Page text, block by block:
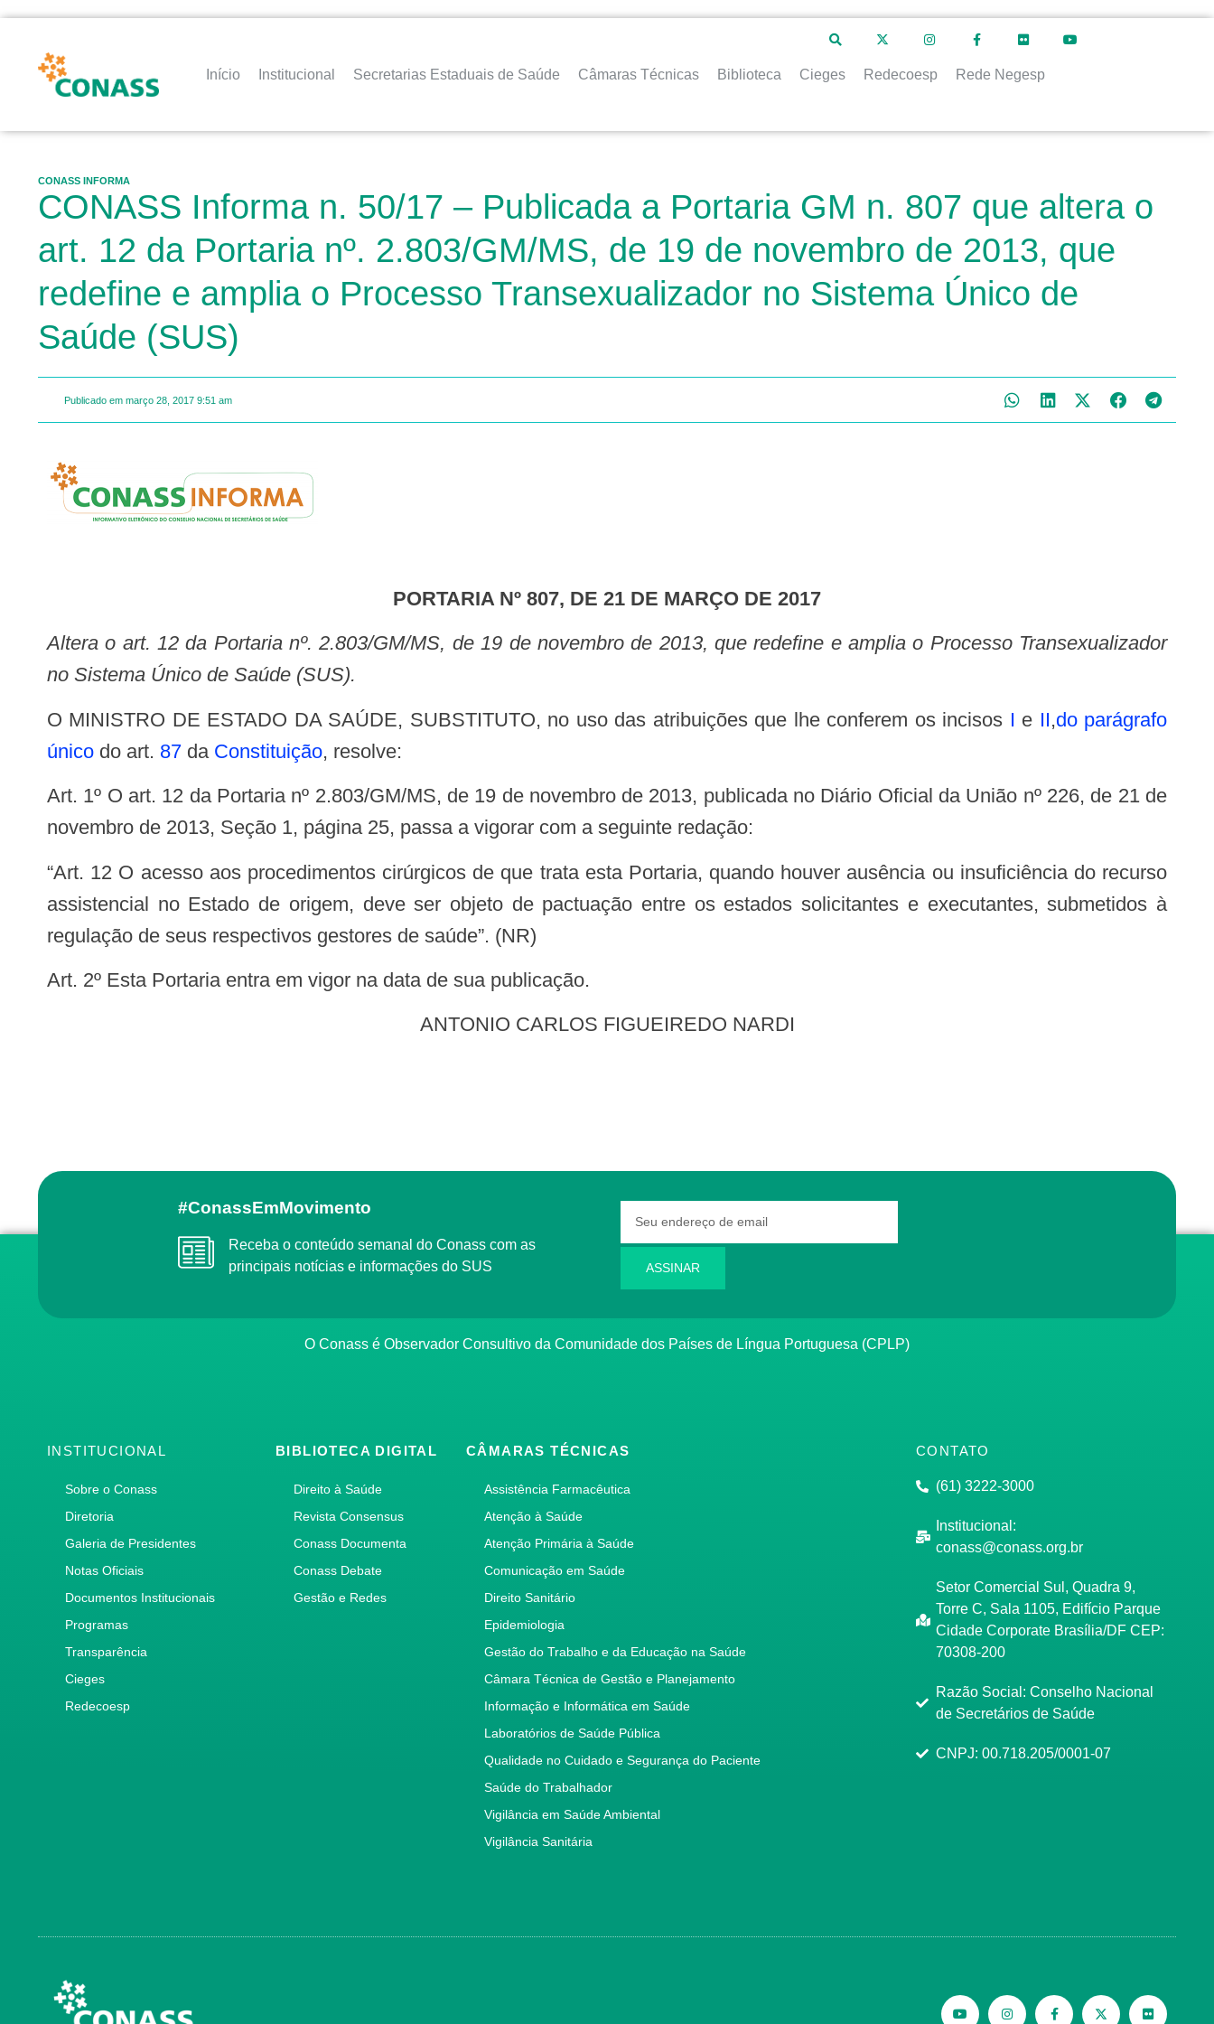
Início Institucional Secretarias Estaduais de Saúde Câmaras Técnicas Biblioteca Cieges Redecoesp Rede Negesp
CONASS INFORMA
CONASS Informa n. 50/17 – Publicada a Portaria GM n. 807 que altera o
art. 12 da Portaria nº. 2.803/GM/MS, de 19 de novembro de 2013, que
redefine e amplia o Processo Transexualizador no Sistema Único de
Saúde (SUS)
Publicado em março 28, 2017 9:51 am
PORTARIA Nº 807, DE 21 DE MARÇO DE 2017
Altera o art. 12 da Portaria nº. 2.803/GM/MS, de 19 de novembro de 2013, que redefine e amplia o Processo Transexualizador
no Sistema Único de Saúde (SUS).
O MINISTRO DE ESTADO DA SAÚDE, SUBSTITUTO, no uso das atribuições que lhe conferem os incisos I e II,do parágrafo
único do art. 87 da Constituição, resolve:
Art. 1º O art. 12 da Portaria nº 2.803/GM/MS, de 19 de novembro de 2013, publicada no Diário Oficial da União nº 226, de 21 de
novembro de 2013, Seção 1, página 25, passa a vigorar com a seguinte redação:
“Art. 12 O acesso aos procedimentos cirúrgicos de que trata esta Portaria, quando houver ausência ou insuficiência do recurso
assistencial no Estado de origem, deve ser objeto de pactuação entre os estados solicitantes e executantes, submetidos à
regulação de seus respectivos gestores de saúde”. (NR)
Art. 2º Esta Portaria entra em vigor na data de sua publicação.
ANTONIO CARLOS FIGUEIREDO NARDI
#ConassEmMovimento
Receba o conteúdo semanal do Conass com as
principais notícias e informações do SUS
ASSINAR
O Conass é Observador Consultivo da Comunidade dos Países de Língua Portuguesa (CPLP)
INSTITUCIONAL
Sobre o Conass
Diretoria
Galeria de Presidentes
Notas Oficiais
Documentos Institucionais
Programas
Transparência
Cieges
Redecoesp
BIBLIOTECA DIGITAL
Direito à Saúde
Revista Consensus
Conass Documenta
Conass Debate
Gestão e Redes
CÂMARAS TÉCNICAS
Assistência Farmacêutica
Atenção à Saúde
Atenção Primária à Saúde
Comunicação em Saúde
Direito Sanitário
Epidemiologia
Gestão do Trabalho e da Educação na Saúde
Câmara Técnica de Gestão e Planejamento
Informação e Informática em Saúde
Laboratórios de Saúde Pública
Qualidade no Cuidado e Segurança do Paciente
Saúde do Trabalhador
Vigilância em Saúde Ambiental
Vigilância Sanitária
CONTATO
(61) 3222-3000
Institucional:
conass@conass.org.br
Setor Comercial Sul, Quadra 9,
Torre C, Sala 1105, Edifício Parque
Cidade Corporate Brasília/DF CEP:
70308-200
Razão Social: Conselho Nacional
de Secretários de Saúde
CNPJ: 00.718.205/0001-07